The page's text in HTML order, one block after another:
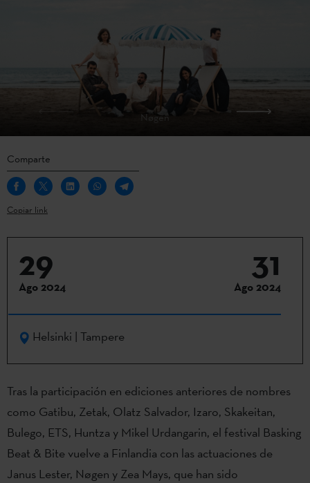
Nøgen
Comparte
Copiar link
29
Ago 2024
31
Ago 2024
Helsinki | Tampere
Tras la participación en ediciones anteriores de nombres
como Gatibu, Zetak, Olatz Salvador, Izaro, Skakeitan,
Bulego, ETS, Huntza y Mikel Urdangarin, el festival Basking
Beat & Bite vuelve a Finlandia con las actuaciones de
Janus Lester, Nøgen y Zea Mays, que han sido